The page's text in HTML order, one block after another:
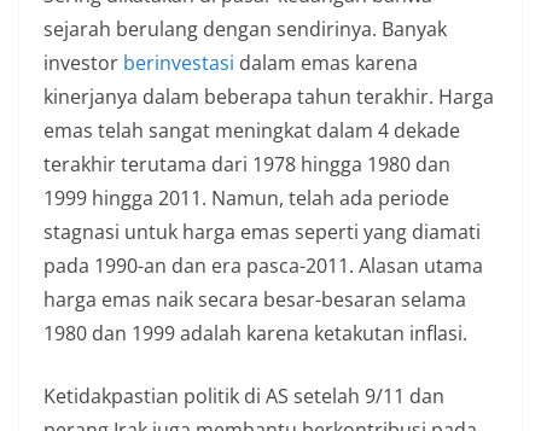
sejarah berulang dengan sendirinya. Banyak
investor berinvestasi dalam emas karena
kinerjanya dalam beberapa tahun terakhir. Harga
emas telah sangat meningkat dalam 4 dekade
terakhir terutama dari 1978 hingga 1980 dan
1999 hingga 2011. Namun, telah ada periode
stagnasi untuk harga emas seperti yang diamati
pada 1990-an dan era pasca-2011. Alasan utama
harga emas naik secara besar-besaran selama
1980 dan 1999 adalah karena ketakutan inflasi.
Ketidakpastian politik di AS setelah 9/11 dan